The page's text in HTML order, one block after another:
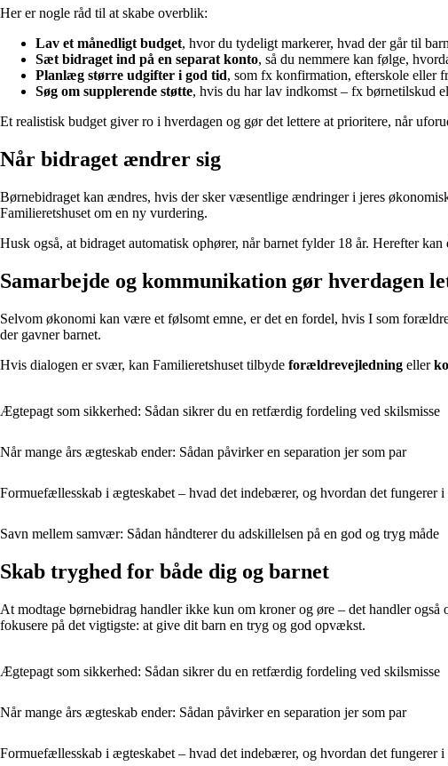
Her er nogle råd til at skabe overblik:
Lav et månedligt budget, hvor du tydeligt markerer, hvad der går til
Sæt bidraget ind på en separat konto, så du nemmere kan følge,
Planlæg større udgifter i god tid, som fx konfirmation, efterskole eller
Søg om supplerende støtte, hvis du har lav indkomst – fx børnetilskud
Et realistisk budget giver ro i hverdagen og gør det lettere at prioritere, når
Når bidraget ændrer sig
Børnebidraget kan ændres, hvis der sker væsentlige ændringer i jeres
Familieretshuset om en ny vurdering.
Husk også, at bidraget automatisk ophører, når barnet fylder 18 år. Herefter
Samarbejde og kommunikation gør hverdagen
Selvom økonomi kan være et følsomt emne, er det en fordel, hvis I som
der gavner barnet.
Hvis dialogen er svær, kan Familieretshuset tilbyde forældrevejledning eller
Ægtepagt som sikkerhed: Sådan sikrer du en retfærdig fordeling ved skilsmisse
Når mange års ægteskab ender: Sådan påvirker en separation jer som par
Formuefællesskab i ægteskabet – hvad det indebærer, og hvordan det fungerer i
Savn mellem samvær: Sådan håndterer du adskillelsen på en god og tryg måde
Skab tryghed for både dig og barnet
At modtage børnebidrag handler ikke kun om kroner og øre – det handler
fokusere på det vigtigste: at give dit barn en tryg og god opvækst.
Ægtepagt som sikkerhed: Sådan sikrer du en retfærdig fordeling ved skilsmisse
Når mange års ægteskab ender: Sådan påvirker en separation jer som par
Formuefællesskab i ægteskabet – hvad det indebærer, og hvordan det fungerer i